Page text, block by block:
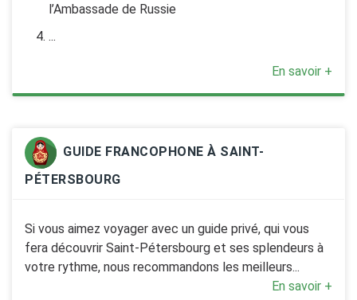
l’Ambassade de Russie
...
En savoir +
GUIDE FRANCOPHONE À SAINT-
PÉTERSBOURG
Si vous aimez voyager avec un guide privé, qui vous
fera découvrir Saint-Pétersbourg et ses splendeurs à
votre rythme, nous recommandons les meilleurs...
En savoir +